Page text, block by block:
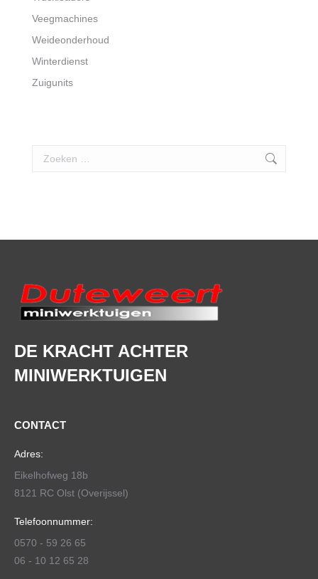
Veegmachines
Weideonderhoud
Winterdienst
Zuigunits
Search:
DE KRACHT ACHTER
MINIWERKTUIGEN
CONTACT
Adres:
Eikelhofweg 18b
8121 RC Olst (Overijssel)
Telefoonnummer:
0570 - 59 26 65
06 - 10 12 65 28